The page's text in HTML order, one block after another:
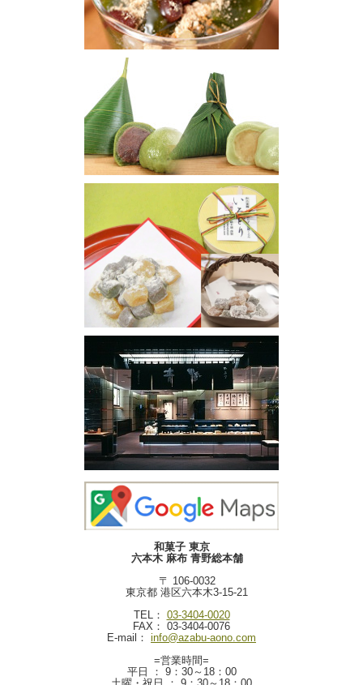
和菓子 東京
六本木 麻布 青野総本舗
〒 106-0032
東京都 港区六本木3-15-21
TEL： 03-3404-0020
FAX： 03-3404-0076
E-mail： info@azabu-aono.com
=営業時間=
平日 ： 9：30～18：00